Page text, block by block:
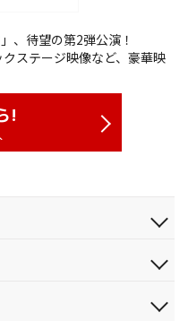
、待望の第2弾公演！
ステージ映像など、豪華映
!